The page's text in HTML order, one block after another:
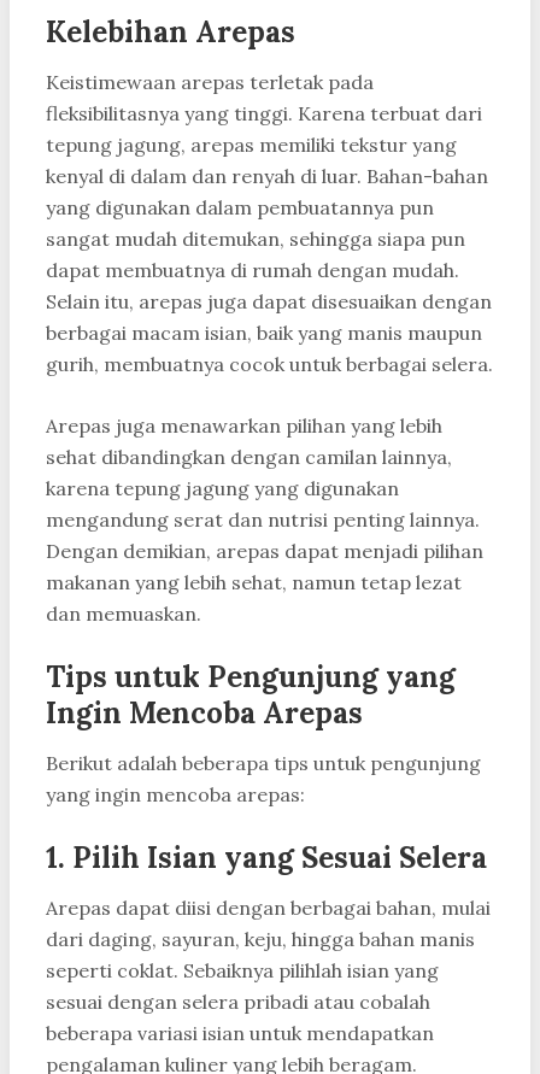
Kelebihan Arepas
Keistimewaan arepas terletak pada
fleksibilitasnya yang tinggi. Karena terbuat dari
tepung jagung, arepas memiliki tekstur yang
kenyal di dalam dan renyah di luar. Bahan-bahan
yang digunakan dalam pembuatannya pun
sangat mudah ditemukan, sehingga siapa pun
dapat membuatnya di rumah dengan mudah.
Selain itu, arepas juga dapat disesuaikan dengan
berbagai macam isian, baik yang manis maupun
gurih, membuatnya cocok untuk berbagai selera.
Arepas juga menawarkan pilihan yang lebih
sehat dibandingkan dengan camilan lainnya,
karena tepung jagung yang digunakan
mengandung serat dan nutrisi penting lainnya.
Dengan demikian, arepas dapat menjadi pilihan
makanan yang lebih sehat, namun tetap lezat
dan memuaskan.
Tips untuk Pengunjung yang
Ingin Mencoba Arepas
Berikut adalah beberapa tips untuk pengunjung
yang ingin mencoba arepas:
1. Pilih Isian yang Sesuai Selera
Arepas dapat diisi dengan berbagai bahan, mulai
dari daging, sayuran, keju, hingga bahan manis
seperti coklat. Sebaiknya pilihlah isian yang
sesuai dengan selera pribadi atau cobalah
beberapa variasi isian untuk mendapatkan
pengalaman kuliner yang lebih beragam.